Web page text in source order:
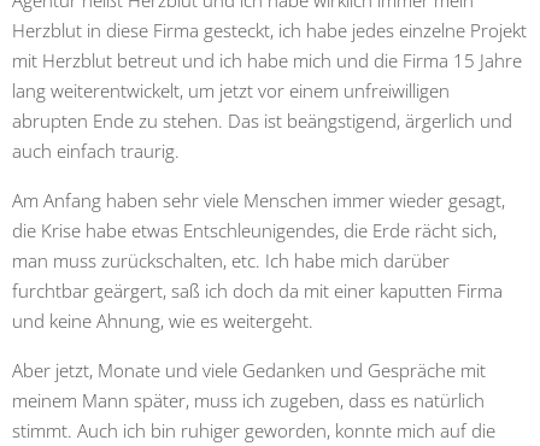
Herzblut in diese Firma gesteckt, ich habe jedes einzelne Projekt
mit Herzblut betreut und ich habe mich und die Firma 15 Jahre
lang weiterentwickelt, um jetzt vor einem unfreiwilligen
abrupten Ende zu stehen. Das ist beängstigend, ärgerlich und
auch einfach traurig.
Am Anfang haben sehr viele Menschen immer wieder gesagt,
die Krise habe etwas Entschleunigendes, die Erde rächt sich,
man muss zurückschalten, etc. Ich habe mich darüber
furchtbar geärgert, saß ich doch da mit einer kaputten Firma
und keine Ahnung, wie es weitergeht.
Aber jetzt, Monate und viele Gedanken und Gespräche mit
meinem Mann später, muss ich zugeben, dass es natürlich
stimmt. Auch ich bin ruhiger geworden, konnte mich auf die